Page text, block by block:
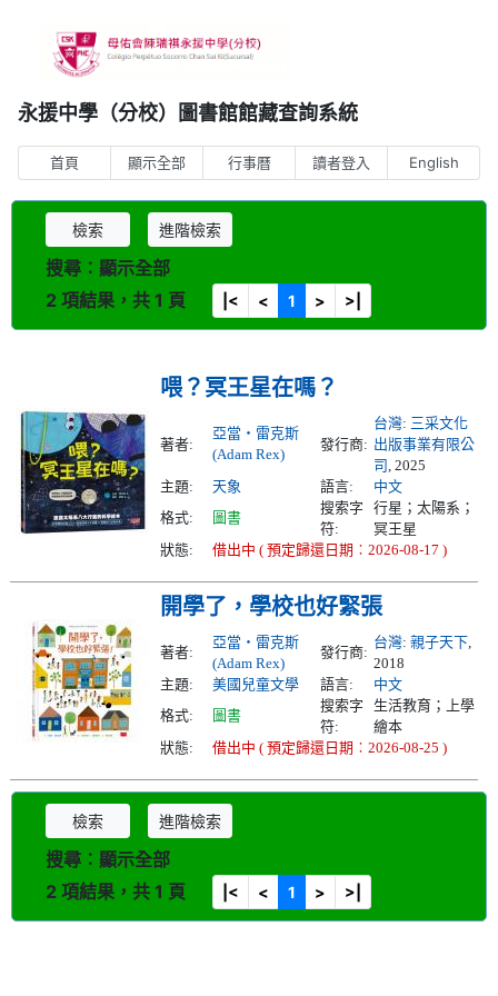
永援中學（分校）圖書館館藏查詢系統
首頁 顯示全部 行事曆 讀者登入 English
檢索 進階檢索
搜尋︰顯示全部
2 項結果，共 1 頁
|< < 1 > >|
喂？冥王星在嗎？
著者:
亞當‧雷克斯
(Adam Rex)
發行商:
台灣: 三采文化
出版事業有限公
司, 2025
主題:
天象 語言:
中文
格式:
圖書
搜索字
符:
行星；太陽系；
冥王星
狀態:
借出中 ( 預定歸還日期︰2026-08-17 )
開學了，學校也好緊張
著者:
亞當‧雷克斯
(Adam Rex)
發行商:
台灣: 親子天下,
2018
主題:
美國兒童文學 語言:
中文
格式:
圖書
搜索字
符:
生活教育；上學
繪本
狀態:
借出中 ( 預定歸還日期︰2026-08-25 )
檢索 進階檢索
搜尋︰顯示全部
2 項結果，共 1 頁
|< < 1 > >|